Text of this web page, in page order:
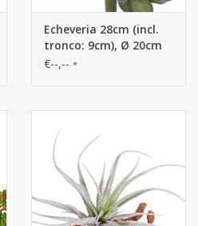
Echeveria 28cm (incl.
tronco: 9cm), Ø 20cm
€--,-- *